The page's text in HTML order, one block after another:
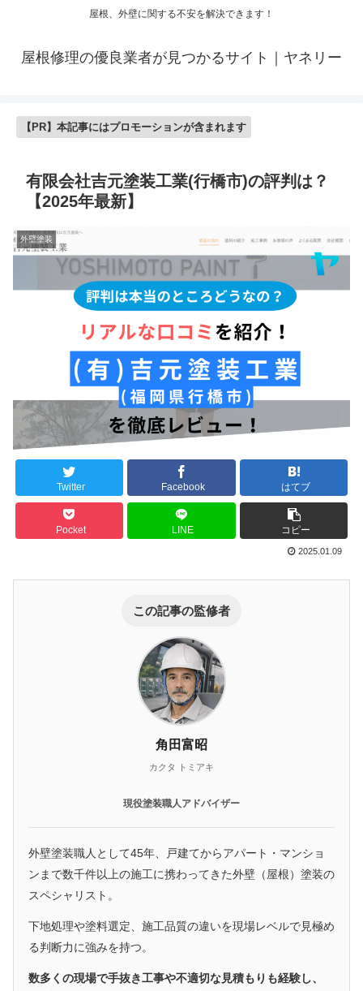
屋根、外壁に関する不安を解決できます！
屋根修理の優良業者が見つかるサイト｜ヤネリー
【PR】本記事にはプロモーションが含まれます
有限会社吉元塗装工業(行橋市)の評判は？
【2025年最新】
外壁塗装
Twitter Facebook はてブ
Pocket LINE コピー
2025.01.09
この記事の監修者
角田富昭
カクタ トミアキ
現役塗装職人アドバイザー
外壁塗装職人として45年、戸建てからアパート・マンショ
ンまで数千件以上の施工に携わってきた外壁（屋根）塗装の
スペシャリスト。
下地処理や塗料選定、施工品質の違いを現場レベルで見極め
る判断力に強みを持つ。
数多くの現場で手抜き工事や不適切な見積もりも経験し、